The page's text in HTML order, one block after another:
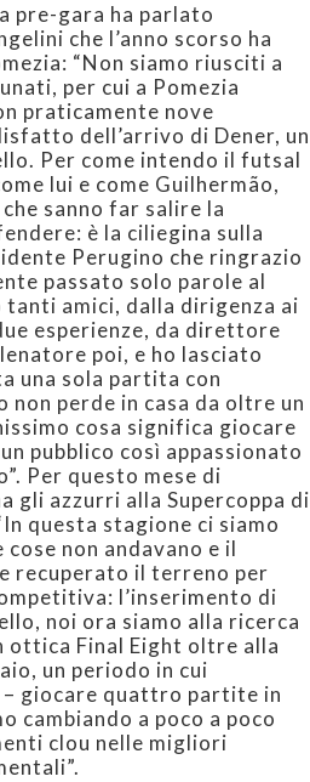
pre-gara ha parlato
che l’anno scorso ha
“Non siamo riusciti a
per cui a Pomezia
praticamente nove
dell’arrivo di Dener, un
Per come intendo il futsal
lui e come Guilhermão,
sanno far salire la
è la ciliegina sulla
Perugino che ringrazio
passato solo parole al
tanti amici, dalla dirigenza ai
esperienze, da direttore
poi, e ho lasciato
una sola partita con
non perde in casa da oltre un
cosa significa giocare
pubblico così appassionato
Per questo mese di
gli azzurri alla Supercoppa di
questa stagione ci siamo
non andavano e il
recuperato il terreno per
l’inserimento di
noi ora siamo alla ricerca
Final Eight oltre alla
un periodo in cui
– giocare quattro partite in
cambiando a poco a poco
clou nelle migliori